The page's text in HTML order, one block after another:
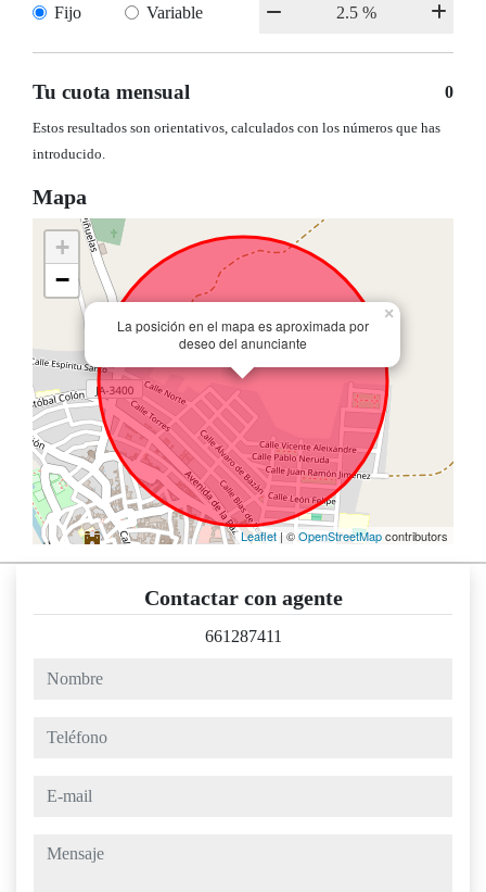
Fijo Variable
Tu cuota mensual 0
Estos resultados son orientativos, calculados con los números que has
introducido.
Mapa
La posición en el mapa es aproximada por
deseo del anunciante
×
+
−
Leaflet | ©OpenStreetMapcontributors
Contactar con agente
661287411
nombre
teléfono
e-mail
mensaje